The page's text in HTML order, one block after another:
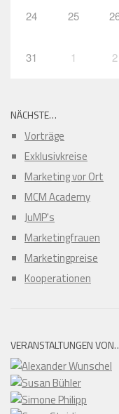
24 25
31 1 2
NÄCHSTE…
Vorträge
Exklusivkreise
Marketing vor Ort
MCM Academy
JuMP's
Marketingfrauen
Marketingpreise
Kooperationen
VERANSTALTUNGEN